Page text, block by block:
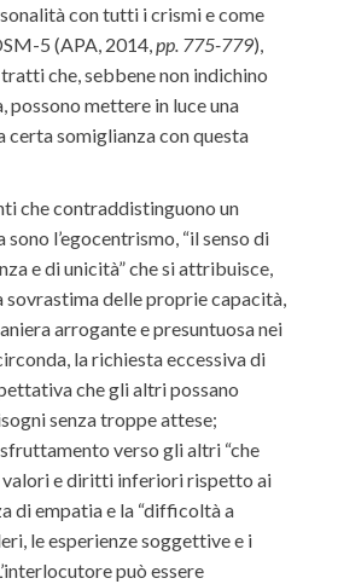
con tutti i crismi e come
5 (APA, 2014,pp. 775-779),
che, sebbene non indichino
possono mettere in luce una
somiglianza con questa
che contraddistinguono un
l’egocentrismo, “il senso di
e di unicità” che si attribuisce,
sovrastima delle proprie capacità,
arrogante e presuntuosa nei
la richiesta eccessiva di
che gli altri possano
senza troppe attese;
verso gli altri “che
valori e diritti inferiori rispetto ai
di empatia e la “difficoltà a
le esperienze soggettive e i
può essere